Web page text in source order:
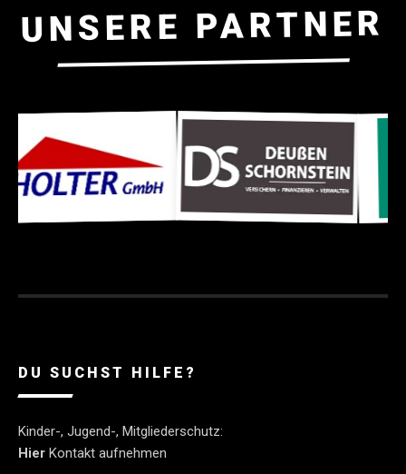
UNSERE PARTNER
DU SUCHST HILFE?
Kinder-, Jugend-, Mitgliederschutz:
Hier Kontakt aufnehmen